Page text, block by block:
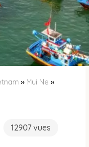
» Mui Ne »
12907 vues